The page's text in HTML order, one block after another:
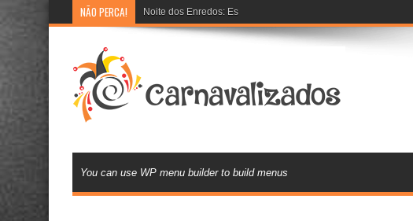
NÃO PERCA! Noite dos Enredos: Escolas de samba preparam prévia imersiva
You can use WP menu builder to build menus